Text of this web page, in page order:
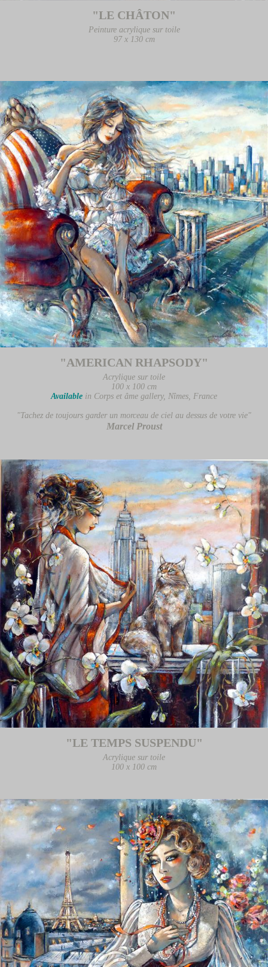
"LE CHÂTON"
Peinture acrylique sur toile
97 x 130 cm
"AMERICAN RHAPSODY"
Acrylique sur toile
100 x 100 cm
Available in Corps et âme gallery, Nîmes, France
"Tachez de toujours garder un morceau de ciel au dessus de votre vie"
Marcel Proust
"LE TEMPS SUSPENDU"
Acrylique sur toile
100 x 100 cm